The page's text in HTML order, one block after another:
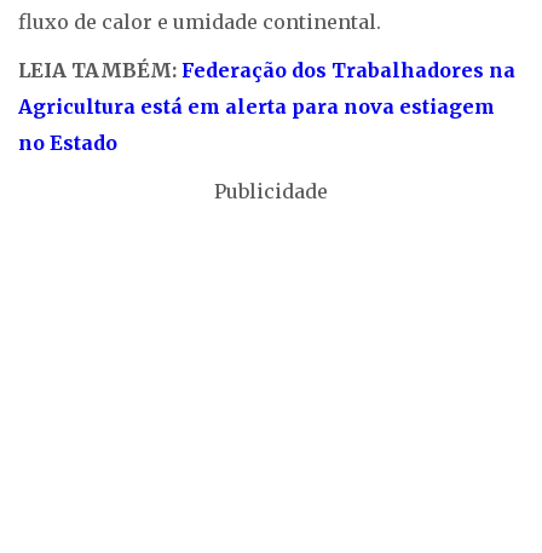
fluxo de calor e umidade continental.
LEIA TAMBÉM: Federação dos Trabalhadores na
Agricultura está em alerta para nova estiagem
no Estado
Publicidade